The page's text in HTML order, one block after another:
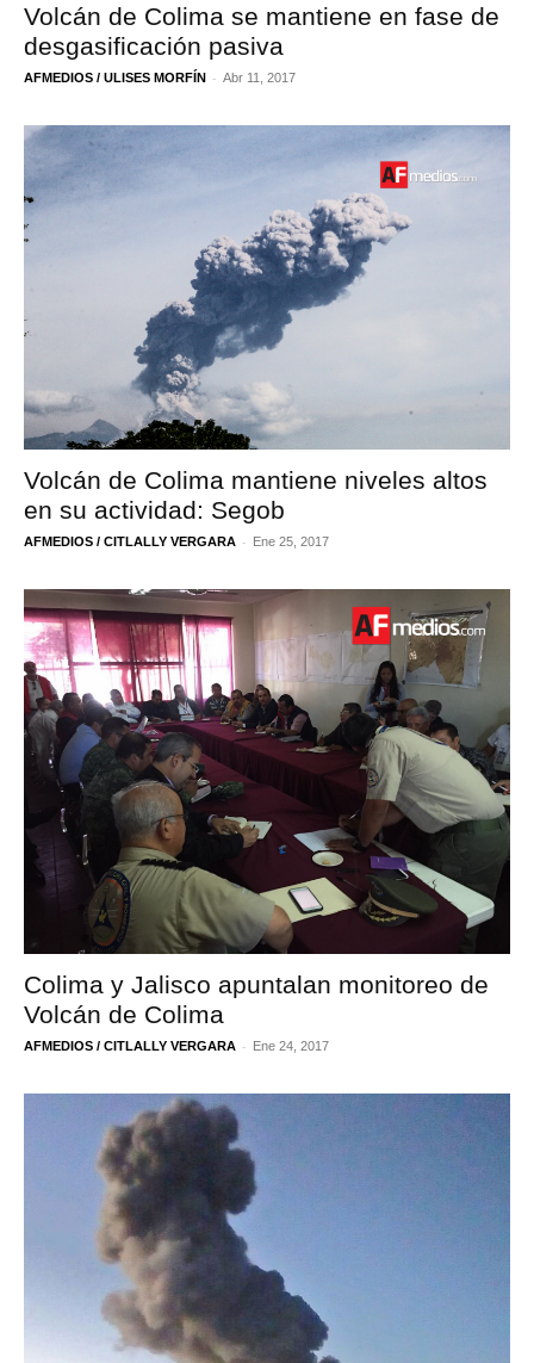
Volcán de Colima se mantiene en fase de
desgasificación pasiva
AFMEDIOS / ULISES MORFÍN - Abr 11, 2017
Volcán de Colima mantiene niveles altos
en su actividad: Segob
AFMEDIOS / CITLALLY VERGARA - Ene 25, 2017
Colima y Jalisco apuntalan monitoreo de
Volcán de Colima
AFMEDIOS / CITLALLY VERGARA - Ene 24, 2017